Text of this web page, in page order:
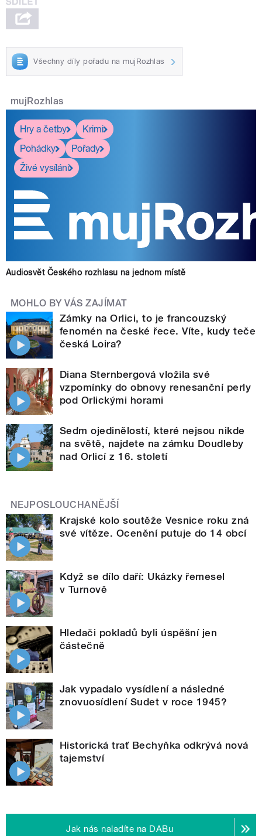
Všechny díly pořadu na mujRozhlas
mujRozhlas
Hry a četby
Krimi
Pohádky
Pořady
Živé vysílání
Audiosvět Českého rozhlasu na jednom místě
MOHLO BY VÁS ZAJÍMAT
Zámky na Orlici, to je francouzský
fenomén na české řece. Víte, kudy teče
česká Loira?
Diana Sternbergová vložila své
vzpomínky do obnovy renesanční perly
pod Orlickými horami
Sedm ojedinělostí, které nejsou nikde
na světě, najdete na zámku Doudleby
nad Orlicí z 16. století
NEJPOSLOUCHANĚJŠÍ
Krajské kolo soutěže Vesnice roku zná
své vítěze. Ocenění putuje do 14 obcí
Když se dílo daří: Ukázky řemesel
v Turnově
Hledači pokladů byli úspěšní jen
částečně
Jak vypadalo vysídlení a následné
znovuosídlení Sudet v roce 1945?
Historická trať Bechyňka odkrývá nová
tajemství
Jak nás naladíte na DABu